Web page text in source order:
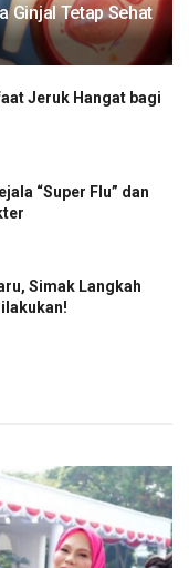
Ginjal Tetap Sehat
Jeruk Hangat bagi
“Super Flu” dan
Simak Langkah